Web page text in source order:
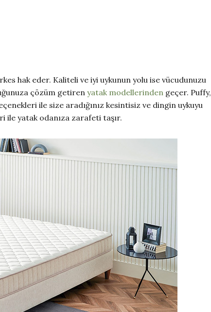
hak eder. Kaliteli ve iyi uykunun yolu ise vücudunuzu
çözüm getiren yatak modellerinden geçer. Puffy,
ile size aradığınız kesintisiz ve dingin uykuyu
ile yatak odanıza zarafeti taşır.